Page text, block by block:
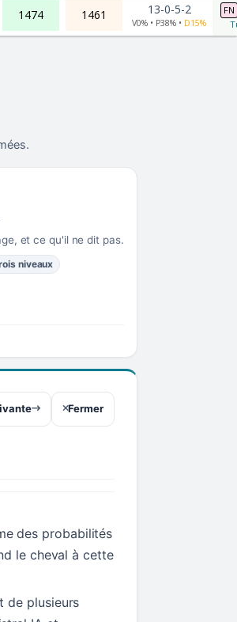
1474 1461 13-0-5-2
V0% • P38% • D15%
FN
et ce qu'il ne dit pas.
niveaux
Fermer
des probabilités
le cheval à cette
de plusieurs